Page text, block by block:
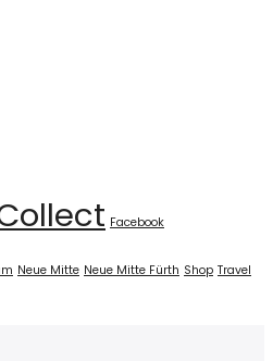
Facebook
Neue Mitte Neue Mitte Fürth Shop Travel